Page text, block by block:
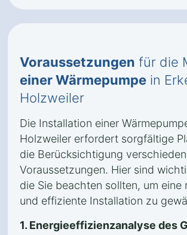
Voraussetzungen für die
einer Wärmepumpe in
Holzweiler
Die Installation einer
Holzweiler erfordert sorgfältige
die Berücksichtigung
Voraussetzungen. Hier sind
die Sie beachten sollten, um eine
und effiziente Installation zu
1. Energieeffizienzanalyse des